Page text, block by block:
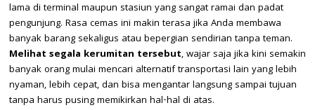
lama di terminal maupun stasiun yang sangat ramai dan padat
pengunjung. Rasa cemas ini makin terasa jika Anda membawa
banyak barang sekaligus atau bepergian sendirian tanpa teman.
Melihat segala kerumitan tersebut, wajar saja jika kini semakin
banyak orang mulai mencari alternatif transportasi lain yang lebih
nyaman, lebih cepat, dan bisa mengantar langsung sampai tujuan
tanpa harus pusing memikirkan hal-hal di atas.